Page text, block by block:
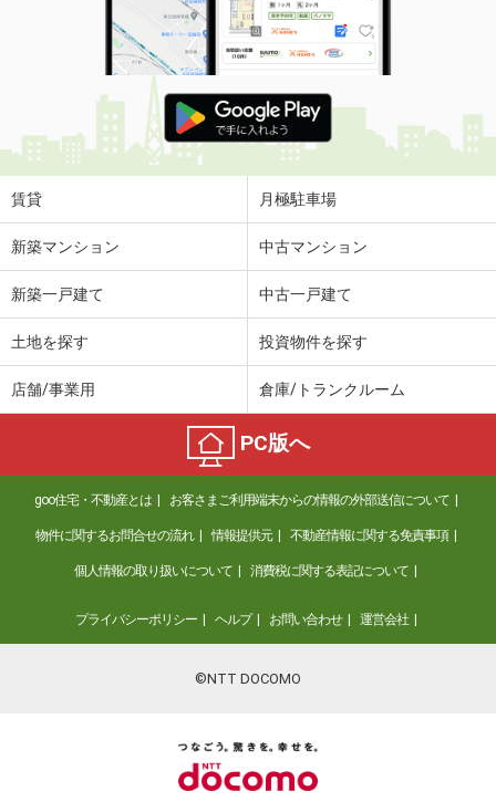
賃貸 月極駐車場
新築マンション 中古マンション
新築一戸建て 中古一戸建て
土地を探す 投資物件を探す
店舗/事業用 倉庫/トランクルーム
PC版へ
goo住宅・不動産とは お客さまご利用端末からの情報の外部送信について
物件に関するお問合せの流れ 情報提供元 不動産情報に関する免責事項
個人情報の取り扱いについて 消費税に関する表記について
プライバシーポリシー ヘルプ お問い合わせ 運営会社
©NTT DOCOMO